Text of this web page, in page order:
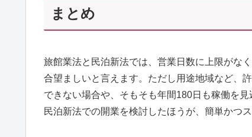
まとめ
旅館業法と民泊新法では、営業日数に上限がな
合望ましいと言えます。ただし用途地域など、
できない場合や、そもそも年間180日も稼働を
民泊新法での開業を検討したほうが、簡単かつス